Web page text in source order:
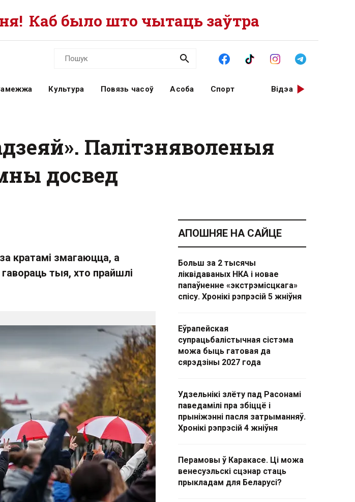
Каб было што чытаць заўтра
Культура Повязь часоў Асоба Спорт Відэа
Палітзняволеныя
досвед
кратамі змагаюцца, а
тыя, хто прайшлі
АПОШНЯЕ НА САЙЦЕ
Больш за 2 тысячы
ліквідаваных НКА і новае
папаўненне «экстрэмісцкага»
спісу. Хронікі рэпрэсій 5 жніўня
Еўрапейская
супрацьбалістычная сістэма
можа быць гатовая да
сярэдзіны 2027 года
Удзельнікі злёту пад Расонамі
паведамілі пра збіццё і
прыніжэнні пасля затрыманняў.
Хронікі рэпрэсій 4 жніўня
Перамовы ў Каракасе. Ці можа
венесуэльскі сцэнар стаць
прыкладам для Беларусі?